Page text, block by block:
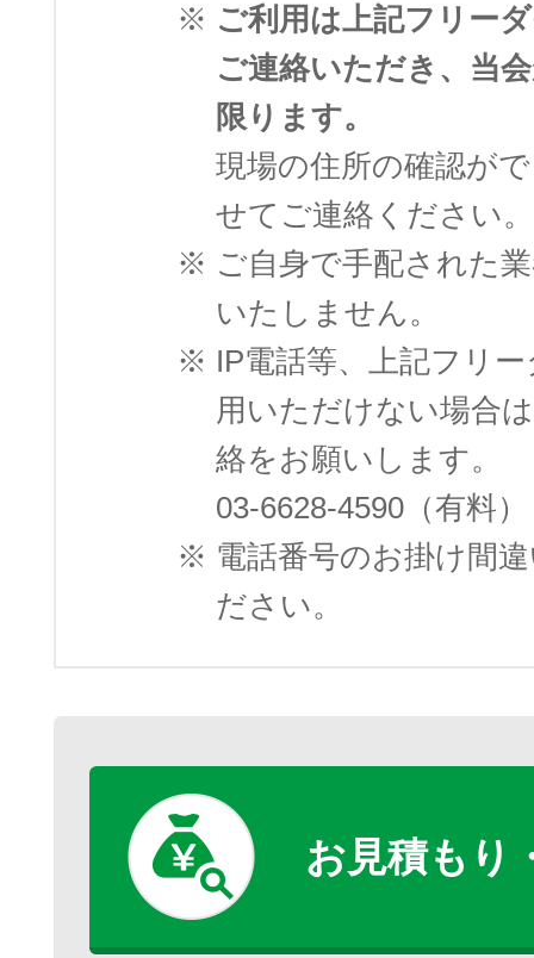
※ ご利用は上記フリー
ご連絡いただき、当
限ります。
現場の住所の確認が
せてご連絡ください。
※ ご自身で手配された
いたしません。
※ IP電話等、上記フリ
用いただけない場合
絡をお願いします。
03-6628-4590（有料）
※ 電話番号のお掛け間
ださい。
お見積もり